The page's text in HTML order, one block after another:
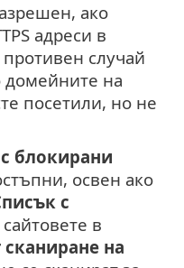
ако
адреси в
случай
на
посетили, но не
блокирани
освен ако
с
в
на